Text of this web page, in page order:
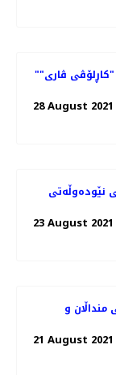
"ئەزموون" لە فێستیڤاڵی نێوده‌وڵه‌تی فیلمی "کاڕلۆڤی ڤاری"
28 August 2021
نێوده‌وڵه‌تی
23 August 2021
و
21 August 2021